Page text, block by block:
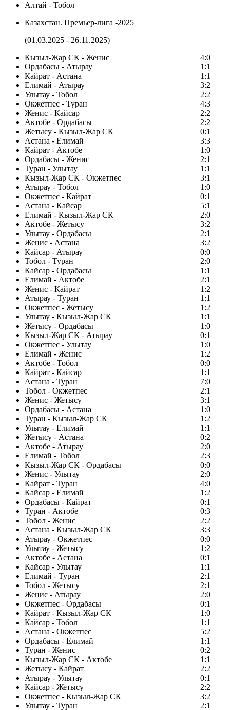
Алтай - Тобол
Казахстан. Премьер-лига -2025
(01.03.2025 - 26.11.2025)
Кызыл-Жар СК - Женис
4:0
Ордабасы - Атырау
1:1
Кайрат - Астана
1:1
Елимай - Атырау
3:2
Улытау - Тобол
2:2
Окжетпес - Туран
4:3
Женис - Кайсар
2:2
Актобе - Ордабасы
2:2
Жетысу - Кызыл-Жар СК
0:1
Астана - Елимай
3:3
Кайрат - Актобе
1:0
Ордабасы - Женис
2:1
Туран - Улытау
1:1
Кызыл-Жар СК - Окжетпес
3:1
Атырау - Тобол
1:0
Окжетпес - Кайрат
0:1
Астана - Кайсар
5:1
Елимай - Кызыл-Жар СК
2:0
Актобе - Жетысу
3:2
Улытау - Ордабасы
2:1
Женис - Астана
3:2
Кайсар - Атырау
0:0
Тобол - Туран
2:0
Кайсар - Ордабасы
1:1
Елимай - Актобе
2:1
Женис - Кайрат
1:2
Атырау - Туран
1:1
Окжетпес - Жетысу
1:2
Улытау - Кызыл-Жар СК
1:1
Жетысу - Ордабасы
1:0
Кызыл-Жар СК - Атырау
0:1
Окжетпес - Улытау
1:0
Елимай - Женис
1:2
Актобе - Тобол
0:0
Кайрат - Кайсар
1:1
Астана - Туран
7:0
Тобол - Окжетпес
2:1
Женис - Жетысу
3:1
Ордабасы - Астана
1:0
Туран - Кызыл-Жар СК
1:2
Улытау - Елимай
1:1
Жетысу - Астана
0:2
Актобе - Атырау
2:0
Елимай - Тобол
2:3
Кызыл-Жар СК - Ордабасы
0:0
Женис - Улытау
2:0
Кайрат - Туран
4:0
Кайсар - Елимай
1:2
Ордабасы - Кайрат
0:1
Туран - Актобе
0:3
Тобол - Женис
2:2
Астана - Кызыл-Жар СК
3:3
Атырау - Окжетпес
0:0
Улытау - Жетысу
1:2
Актобе - Астана
0:1
Кайсар - Улытау
1:1
Елимай - Туран
2:1
Тобол - Жетысу
2:1
Женис - Атырау
2:0
Окжетпес - Ордабасы
0:1
Кайрат - Кызыл-Жар СК
1:0
Кайсар - Тобол
1:1
Астана - Окжетпес
5:2
Ордабасы - Елимай
1:1
Туран - Женис
0:2
Кызыл-Жар СК - Актобе
1:1
Жетысу - Кайрат
2:2
Атырау - Улытау
0:1
Кайсар - Жетысу
2:2
Окжетпес - Кызыл-Жар СК
3:2
Улытау - Туран
2:1